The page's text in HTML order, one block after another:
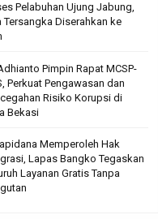
Pelabuhan Ujung Jabung,
Tersangka Diserahkan ke
Pimpin Rapat MCSP-
Perkuat Pengawasan dan
Risiko Korupsi di
Bekasi
Memperoleh Hak
Lapas Bangko Tegaskan
Layanan Gratis Tanpa